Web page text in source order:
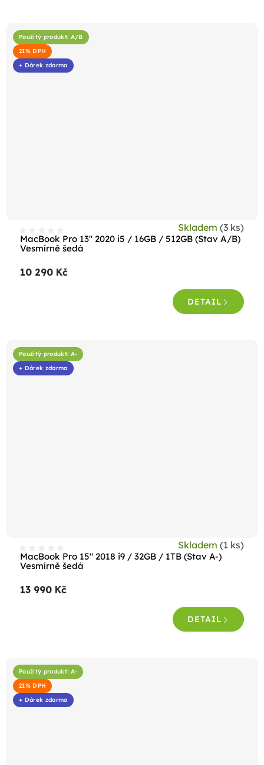
Použitý produkt: A/B
21% DPH
+ Dárek zdarma
MacBook Pro 13" 2020 i5 / 16GB / 512GB (Stav A/B)
Vesmírně šedá
Skladem (3 ks)
10 290 Kč
DETAIL
Použitý produkt: A-
+ Dárek zdarma
MacBook Pro 15" 2018 i9 / 32GB / 1TB (Stav A-)
Vesmírně šedá
Skladem (1 ks)
13 990 Kč
DETAIL
Použitý produkt: A-
21% DPH
+ Dárek zdarma